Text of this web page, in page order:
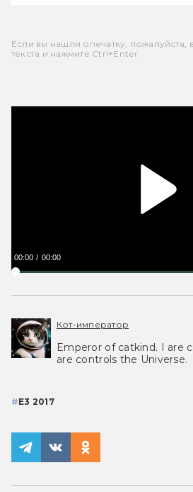
Если вы нашли опечатку, пожалуйста,
текста и нажмите Ctrl+Enter.
00:00 00:00
Кот-император
Emperor of catkind. I are
are controls the Universe.
#E3 2017